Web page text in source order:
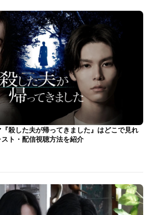
殺した夫が帰ってきました』はどこで見れ
ト・配信視聴方法を紹介